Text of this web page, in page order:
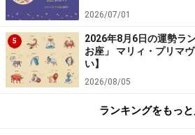
4位：やぎ座／山羊座（
生まれ）
2026/07/01
5
2026年8月6日の運勢ラ
お座」 マリィ・プリマ
い】
2026/08/05
ランキングをもっ